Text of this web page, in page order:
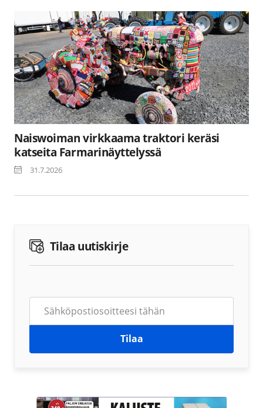
Naiswoiman virkkaama traktori keräsi
katseita Farmarinäyttelyssä
31.7.2026
Tilaa uutiskirje
Tilaa